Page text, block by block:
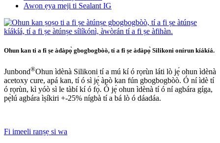
Awọn ẹya meji ti Sealant IG
Ohun kan ti a fi ṣe àdàpọ̀ gbogbogbòò, tí a fi ṣe àdàpọ̀ Silikoni onírun kíákíá.
Junbond®Ohun ìdènà Silikoni tí a mú kí ó rọrùn láti lò jẹ́ ohun ìdènà
acetoxy cure, apá kan, tí ó sì jẹ́ àpò kan fún gbogbogbòò. Ó ní ìdè tí
ó rọrùn, kì yóò sì le tàbí kí ó fọ́. Ó jẹ́ ohun ìdènà tí ó ní agbára gíga,
pẹ̀lú agbára ìṣíkiri +-25% nígbà tí a bá lò ó dáadáa.
Fi imeeli ranṣẹ si wa